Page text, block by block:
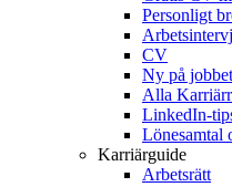
Personligt
CV
Ny på jobbet
Alla
LinkedIn-
Lönesamtal
Karriärguide
Arbetsrätt